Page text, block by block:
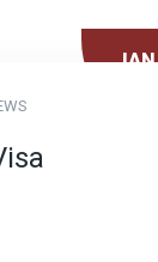
JAN